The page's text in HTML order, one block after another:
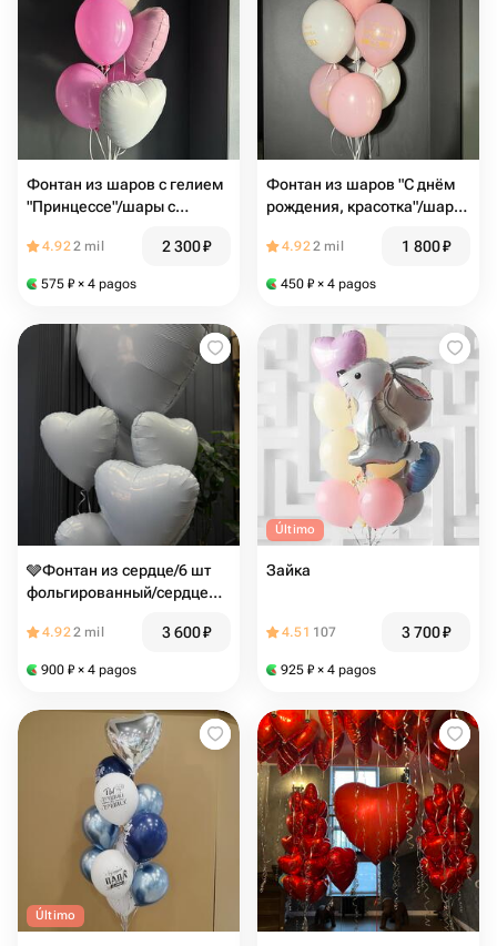
Фонтан из шаров с гелием
"Принцессе"/шары с
Доставка Магнитогорск
4.922 mil 2 300₽
575 ₽ × 4 pagos
Фонтан из шаров "С днём
рождения, красотка"/шары
гелием Магнитогорск/
4.922 mil 1 800₽
450 ₽ × 4 pagos
🩶Фонтан из сердце/6 шт
фольгированный/сердце
Магнитогорск/доставка
4.922 mil 3 600₽
900 ₽ × 4 pagos
Último
Зайка
4.51 107 3 700₽
925 ₽ × 4 pagos
Último